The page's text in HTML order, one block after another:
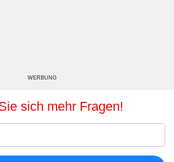
WERBUNG
sich mehr Fragen!